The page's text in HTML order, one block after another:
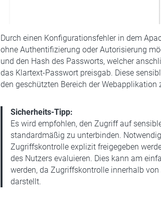
Durch einen Konfigurationsfehler in dem
ohne Authentifizierung oder Autorisierung
und den Hash des Passworts, welcher
das Klartext-Passwort preisgab. Diese
den geschützten Bereich der Webapplikation
Sicherheits-Tipp:
Es wird empfohlen, den Zugriff auf
standardmäßig zu unterbinden.
Zugriffskontrolle explizit freigegeben
des Nutzers evaluieren. Dies kann am
werden, da Zugriffskontrolle innerhalb
darstellt.